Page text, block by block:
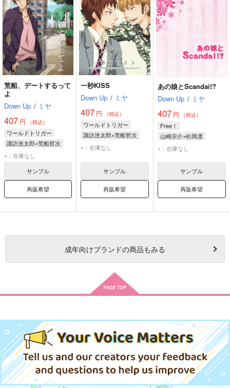
荒船、デートするって
よ
Down Up / ミヤ
407 円 （税込）
ワールドトリガー
諏訪洸太郎×荒船哲次
諏訪洸太郎
×：在庫なし
サンプル
再販希望
一秒KISS
Down Up / ミヤ
407 円 （税込）
ワールドトリガー
諏訪洸太郎×荒船哲次
諏訪洸太郎
×：在庫なし
サンプル
再販希望
あの娘とScandai!?
Down Up / ミヤ
407円 （税込）
Free！
山崎宗介×松岡凛
山崎宗介
×：在庫なし
サンプル
再販希望
成年向けブランドの商品もみる